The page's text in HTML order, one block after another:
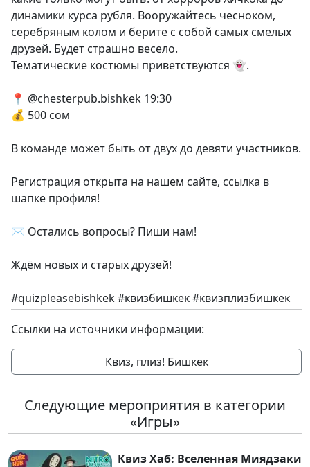
динамики курса рубля. Вооружайтесь чесноком,
серебряным колом и берите с собой самых смелых
друзей. Будет страшно весело.
Тематические костюмы приветствуются 👻.
📍 @chesterpub.bishkek 19:30
💰 500 сом
В команде может быть от двух до девяти участников.
Регистрация открыта на нашем сайте, ссылка в
шапке профиля!
✉️ Остались вопросы? Пиши нам!
Ждём новых и старых друзей!
#quizpleasebishkek #квизбишкек #квизплизбишкек
Ссылки на источники информации:
Квиз, плиз! Бишкек
Следующие мероприятия в категории
«Игры»
Квиз Хаб: Вселенная Миядзаки